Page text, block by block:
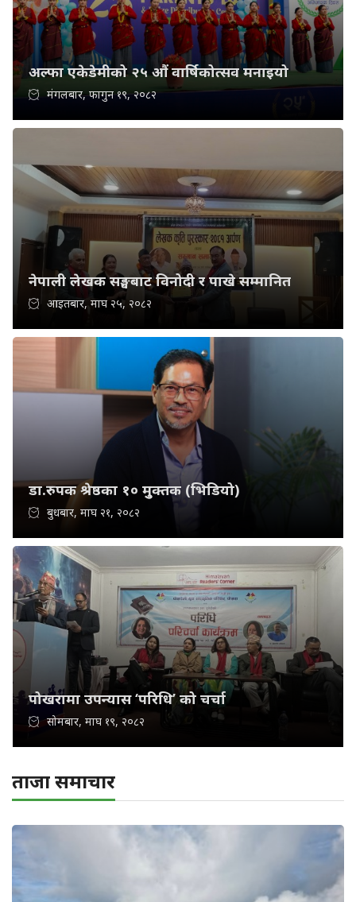
अल्फा एकेडेमीको २५ औं वार्षिकोत्सव मनाइयो
मंगलबार, फागुन १९, २०८२
नेपाली लेखक सङ्घबाट विनोदी र पाखे सम्मानित
आइतबार, माघ २५, २०८२
डा.रुपक श्रेष्ठका १० मुुक्तक (भिडियो)
बुधबार, माघ २१, २०८२
पोखरामा उपन्यास ‘परिधि’ को चर्चा
सोमबार, माघ १९, २०८२
ताजा समाचार